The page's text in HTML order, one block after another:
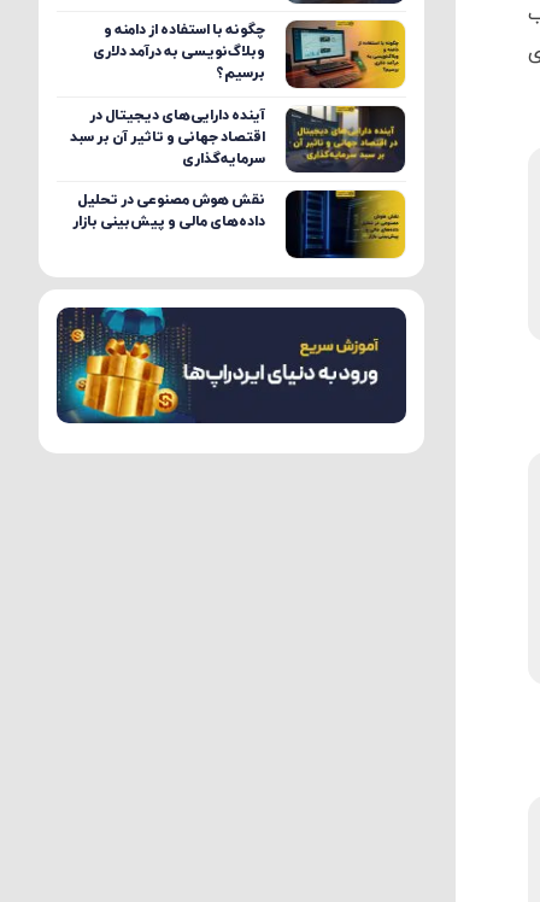
چگونه با استفاده از دامنه و
وبلاگ‌نویسی به درآمد دلاری
برسیم؟
آینده دارایی‌های دیجیتال در
اقتصاد جهانی و تاثیر آن بر سبد
سرمایه‌گذاری
نقش هوش مصنوعی در تحلیل
داده‌های مالی و پیش‌بینی بازار